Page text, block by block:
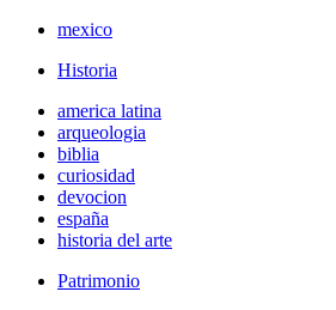
mexico
Historia
america latina
arqueologia
biblia
curiosidad
devocion
españa
historia del arte
Patrimonio